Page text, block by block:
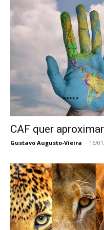
CAF quer
Gustavo Augusto-Vieira - 16/